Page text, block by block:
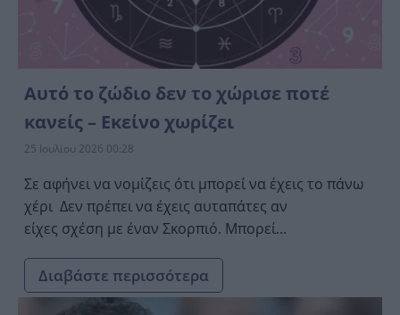
Αυτό το ζώδιο δεν το χώρισε ποτέ
κανείς – Εκείνο χωρίζει
25 Ιουλίου 2026 00:28
Σε αφήνει να νομίζεις ότι μπορεί να έχεις το πάνω
χέρι Δεν πρέπει να έχεις αυταπάτες αν
είχες σχέση με έναν Σκορπιό. Μπορεί...
Διαβάστε περισσότερα